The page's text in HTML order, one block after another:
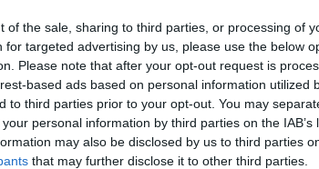
of the sale, sharing to third parties, or processing of
for targeted advertising by us, please use the below
Please note that after your opt-out request is
based ads based on personal information utilized
to third parties prior to your opt-out. You may
personal information by third parties on the IAB’s
may also be disclosed by us to third parties
that may further disclose it to other third parties.
LUNEDÌ30 DICEMBRE 2024ORE 12:04
Anni 80 per salutare l'anno nuovo
nel cuore della città termale per concludere il 2024 fra
degli anni d'oro della disco. Matteo Grossi special guest